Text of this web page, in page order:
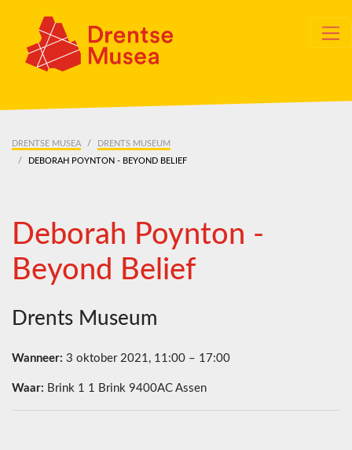
DRENTSE MUSEA
DRENTS MUSEUM
DEBORAH POYNTON - BEYOND BELIEF
Deborah Poynton -
Beyond Belief
Drents Museum
Wanneer: 3 oktober 2021, 11:00 – 17:00
Waar: Brink 1 1 Brink 9400AC Assen